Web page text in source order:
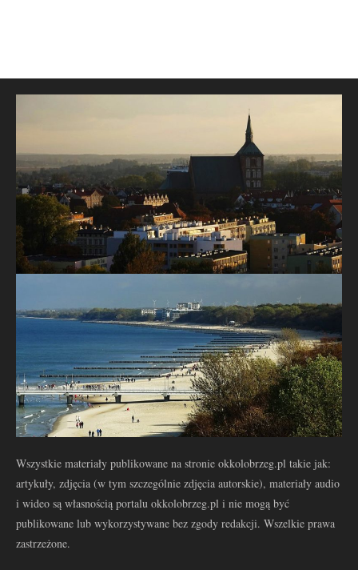
Wszystkie materiały publikowane na stronie okkolobrzeg.pl takie jak:
artykuły, zdjęcia (w tym szczególnie zdjęcia autorskie), materiały audio
i wideo są własnością portalu okkolobrzeg.pl i nie mogą być
publikowane lub wykorzystywane bez zgody redakcji. Wszelkie prawa
zastrzeżone.